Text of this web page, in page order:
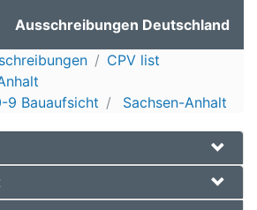
Ausschreibungen Deutschland
CPV list
9 Bauaufsicht
Sachsen-Anhalt